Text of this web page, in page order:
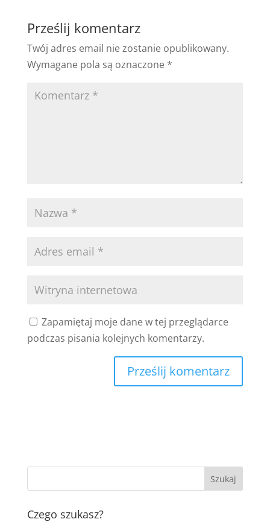
Prześlij komentarz
Twój adres email nie zostanie opublikowany.
Wymagane pola są oznaczone *
Zapamiętaj moje dane w tej przeglądarce
podczas pisania kolejnych komentarzy.
Czego szukasz?